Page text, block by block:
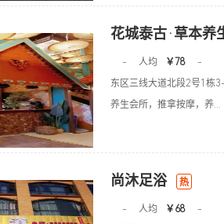
花城泰古·草本养
- 人均 ￥78
-
东区三线大道北段2号1栋
养生会所，推拿按摩，养...
尚沐足浴 热
- 人均 ￥68
-